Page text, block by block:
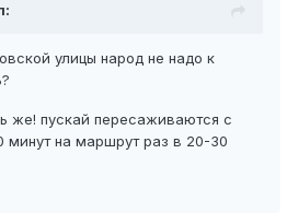
улицы народ не надо к
же! пускай пересаживаются с
минут на маршрут раз в 20-30